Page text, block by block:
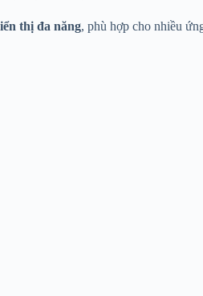
thị đa năng, phù hợp cho nhiều